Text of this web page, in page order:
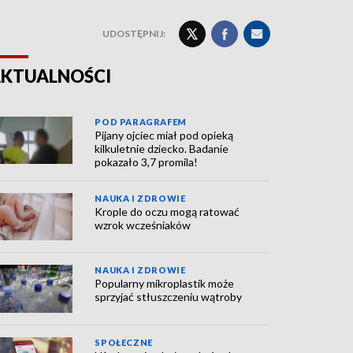
UDOSTĘPNIJ:
POD PARAGRAFEM
Pijany ojciec miał pod opieką
kilkuletnie dziecko. Badanie
pokazało 3,7 promila!
NAUKA I ZDROWIE
Krople do oczu mogą ratować
wzrok wcześniaków
NAUKA I ZDROWIE
Popularny mikroplastik może
sprzyjać stłuszczeniu wątroby
SPOŁECZNE